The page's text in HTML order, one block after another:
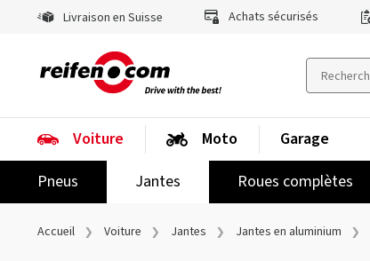
Livraison en Suisse Achats sécurisés
Voiture
Pneus
Jantes Roues complètes
Moto Garage
Accueil Voiture Jantes Jantes en aluminium